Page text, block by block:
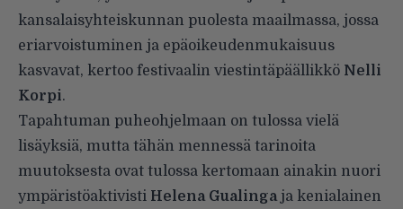
kansalaisyhteiskunnan puolesta maailmassa, jossa
eriarvoistuminen ja epäoikeudenmukaisuus
kasvavat, kertoo festivaalin viestintäpäällikkö Nelli
Korpi.
Tapahtuman puheohjelmaan on tulossa vielä
lisäyksiä, mutta tähän mennessä tarinoita
muutoksesta ovat tulossa kertomaan ainakin nuori
ympäristöaktivisti Helena Gualinga ja kenialainen